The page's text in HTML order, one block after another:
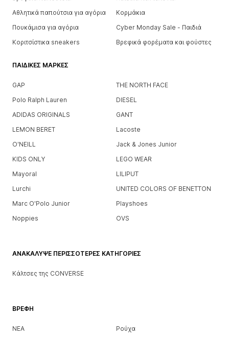
Αθλητικά παπούτσια για αγόρια
Κορμάκια
Πουκάμισα για αγόρια
Cyber Monday Sale - Παιδιά
Κοριτσίστικα sneakers
Βρεφικά φορέματα και φούστες
ΠΑΙΔΙΚΈΣ ΜΆΡΚΕΣ
GAP
THE NORTH FACE
Polo Ralph Lauren
DIESEL
ADIDAS ORIGINALS
GANT
LEMON BERET
Lacoste
O'NEILL
Jack & Jones Junior
KIDS ONLY
LEGO WEAR
Mayoral
LILIPUT
Lurchi
UNITED COLORS OF BENETTON
Marc O'Polo Junior
Playshoes
Noppies
OVS
ΒΡΈΦΗ
ΝΕΑ
Ρούχα
ΑΝΑΚΆΛΥΨΕ ΠΕΡΙΣΣΌΤΕΡΕΣ ΚΑΤΗΓΟΡΊΕΣ
Κάλτσες της CONVERSE